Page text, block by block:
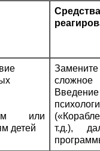
или
детей
т.д.),